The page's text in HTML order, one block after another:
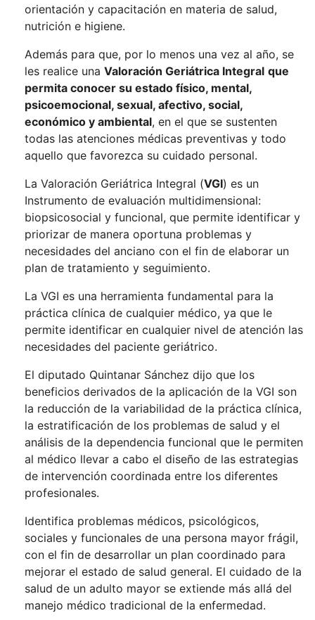
orientación y capacitación en materia de salud,
nutrición e higiene.
Además para que, por lo menos una vez al año, se
les realice una Valoración Geriátrica Integral que
permita conocer su estado físico, mental,
psicoemocional, sexual, afectivo, social,
económico y ambiental, en el que se sustenten
todas las atenciones médicas preventivas y todo
aquello que favorezca su cuidado personal.
La Valoración Geriátrica Integral (VGI) es un
Instrumento de evaluación multidimensional:
biopsicosocial y funcional, que permite identificar y
priorizar de manera oportuna problemas y
necesidades del anciano con el fin de elaborar un
plan de tratamiento y seguimiento.
La VGI es una herramienta fundamental para la
práctica clínica de cualquier médico, ya que le
permite identificar en cualquier nivel de atención las
necesidades del paciente geriátrico.
El diputado Quintanar Sánchez dijo que los
beneficios derivados de la aplicación de la VGI son
la reducción de la variabilidad de la práctica clínica,
la estratificación de los problemas de salud y el
análisis de la dependencia funcional que le permiten
al médico llevar a cabo el diseño de las estrategias
de intervención coordinada entre los diferentes
profesionales.
Identifica problemas médicos, psicológicos,
sociales y funcionales de una persona mayor frágil,
con el fin de desarrollar un plan coordinado para
mejorar el estado de salud general. El cuidado de la
salud de un adulto mayor se extiende más allá del
manejo médico tradicional de la enfermedad.